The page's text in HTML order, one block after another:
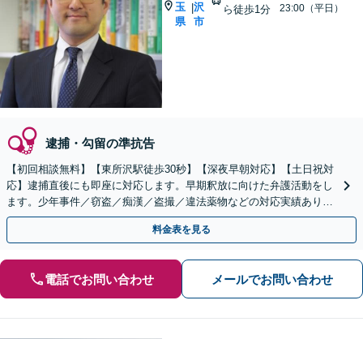
玉
県
|沢
市
ら徒歩1分
23:00（平日）
逮捕・勾留の準抗告
【初回相談無料】【東所沢駅徒歩30秒】【深夜早朝対応】【土日祝対
応】逮捕直後にも即座に対応します。早期釈放に向けた弁護活動をし
ます。少年事件／窃盗／痴漢／盗撮／違法薬物などの対応実績あり。
刑事事件は初動が重要です。早めにご相談ください。
料金表を見る
電話でお問い合わせ メールでお問い合わせ